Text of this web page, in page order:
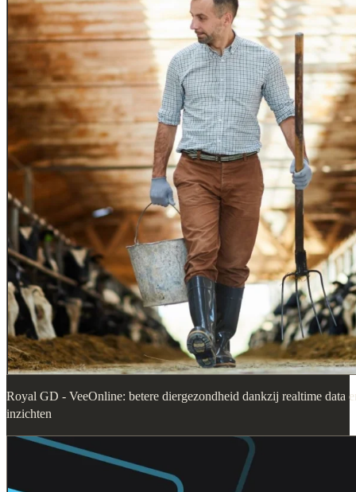
Royal GD - VeeOnline: betere diergezondheid dankzij realtime data
inzichten